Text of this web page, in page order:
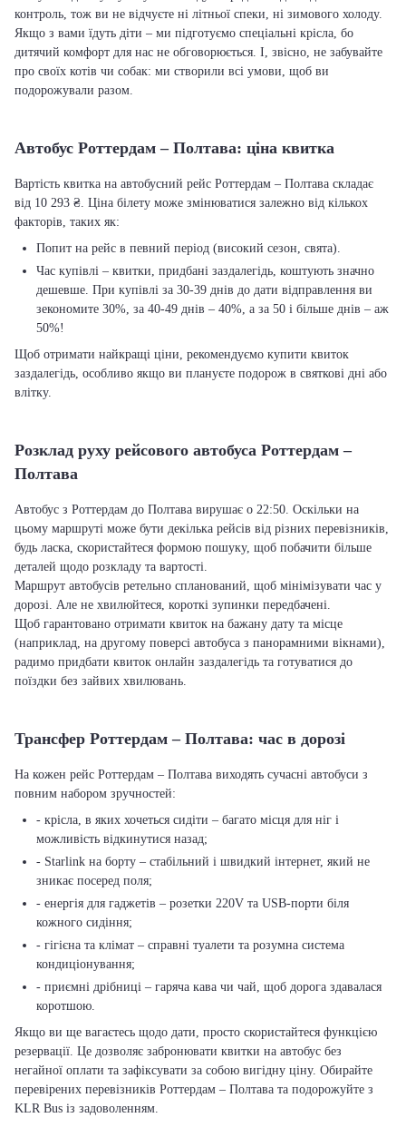
контроль, тож ви не відчуєте ні літньої спеки, ні зимового холоду.
Якщо з вами їдуть діти – ми підготуємо спеціальні крісла, бо
дитячий комфорт для нас не обговорюється. І, звісно, не забувайте
про своїх котів чи собак: ми створили всі умови, щоб ви
подорожували разом.
Автобус Роттердам – Полтава: ціна квитка
Вартість квитка на автобусний рейс Роттердам – Полтава складає
від 10 293 ₴. Ціна білету може змінюватися залежно від кількох
факторів, таких як:
Попит на рейс в певний період (високий сезон, свята).
Час купівлі – квитки, придбані заздалегідь, коштують значно
дешевше. При купівлі за 30-39 днів до дати відправлення ви
зекономите 30%, за 40-49 днів – 40%, а за 50 і більше днів – аж
50%!
Щоб отримати найкращі ціни, рекомендуємо купити квиток
заздалегідь, особливо якщо ви плануєте подорож в святкові дні або
влітку.
Розклад руху рейсового автобуса Роттердам –
Полтава
Автобус з Роттердам до Полтава вирушає о 22:50. Оскільки на
цьому маршруті може бути декілька рейсів від різних перевізників,
будь ласка, скористайтеся формою пошуку, щоб побачити більше
деталей щодо розкладу та вартості.
Маршрут автобусів ретельно спланований, щоб мінімізувати час у
дорозі. Але не хвилюйтеся, короткі зупинки передбачені.
Щоб гарантовано отримати квиток на бажану дату та місце
(наприклад, на другому поверсі автобуса з панорамними вікнами),
радимо придбати квиток онлайн заздалегідь та готуватися до
поїздки без зайвих хвилювань.
Трансфер Роттердам – Полтава: час в дорозі
На кожен рейс Роттердам – Полтава виходять сучасні автобуси з
повним набором зручностей:
- крісла, в яких хочеться сидіти – багато місця для ніг і
можливість відкинутися назад;
- Starlink на борту – стабільний і швидкий інтернет, який не
зникає посеред поля;
- енергія для гаджетів – розетки 220V та USB-порти біля
кожного сидіння;
- гігієна та клімат – справні туалети та розумна система
кондиціонування;
- приємні дрібниці – гаряча кава чи чай, щоб дорога здавалася
коротшою.
Якщо ви ще вагаєтесь щодо дати, просто скористайтеся функцією
резервації. Це дозволяє забронювати квитки на автобус без
негайної оплати та зафіксувати за собою вигідну ціну. Обирайте
перевірених перевізників Роттердам – Полтава та подорожуйте з
KLR Bus із задоволенням.